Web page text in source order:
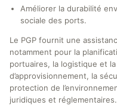
Améliorer la durabilité
sociale des ports.
Le PGP fournit une
notamment pour la
portuaires, la logistique et
d’approvisionnement, la
protection de
juridiques et